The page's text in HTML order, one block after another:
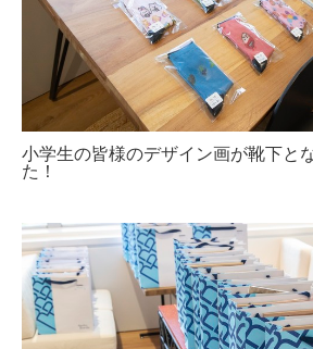
小学生の皆様のデザイン画が靴下と
た！